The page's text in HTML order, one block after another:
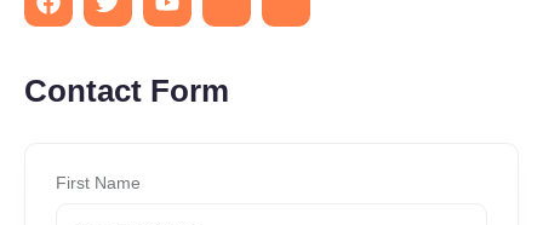
Contact Form
First Name